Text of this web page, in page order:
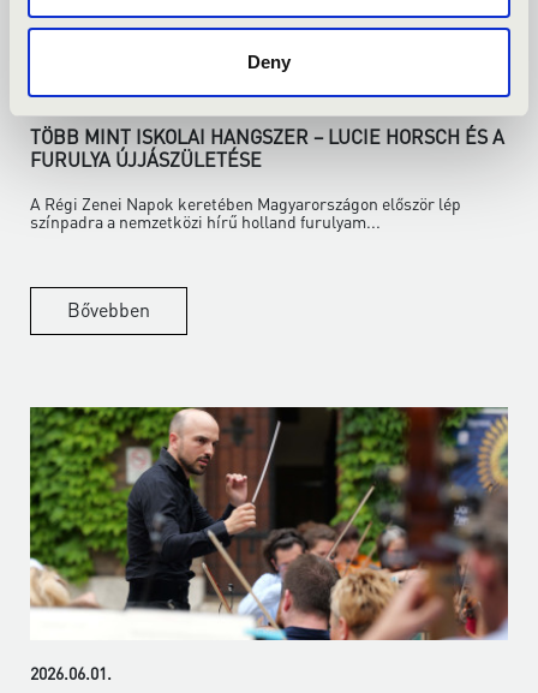
Deny
TÖBB MINT ISKOLAI HANGSZER – LUCIE HORSCH ÉS A
FURULYA ÚJJÁSZÜLETÉSE
A Régi Zenei Napok keretében Magyarországon először lép
színpadra a nemzetközi hírű holland furulyam...
Bővebben
2026.06.01.